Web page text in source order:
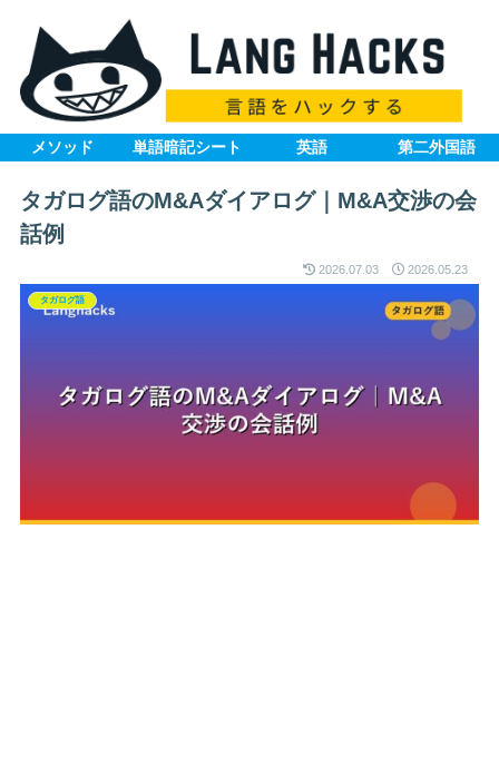
メソッド 単語暗記シート 英語 第二外国語
タガログ語のM&Aダイアログ｜M&A交渉の会
話例
2026.07.03 2026.05.23
タガログ語